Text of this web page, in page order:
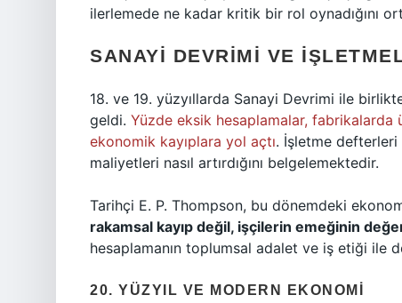
ilerlemede ne kadar kritik bir rol oynadığını
SANAYI DEVRIMI VE
18. ve 19. yüzyıllarda Sanayi Devrimi ile
geldi. Yüzde eksik hesaplamalar, fabrikalarda
ekonomik kayıplara yol açtı. İşletme defterleri
maliyetleri nasıl artırdığını belgelemektedir.
Tarihçi E. P. Thompson, bu dönemdeki
rakamsal kayıp değil, işçilerin emeğinin
hesaplamanın toplumsal adalet ve iş etiği ile
20. YÜZYIL VE MODERN EKONOMI